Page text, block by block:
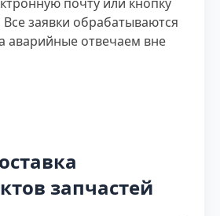
заявки обрабатываются
аварийные отвечаем вне
запчастей